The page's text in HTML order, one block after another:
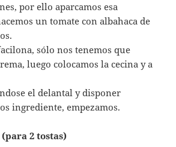
por ello aparcamos esa
un tomate con albahaca de
sólo nos tenemos que
luego colocamos la cecina y a
el delantal y disponer
ingrediente, empezamos.
(para 2 tostas)